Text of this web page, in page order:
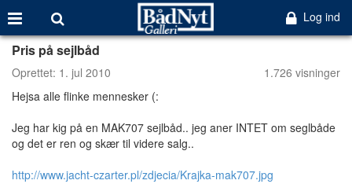
Log ind
Pris på sejlbåd
Oprettet: 1. jul 2010
1.726 visninger
Hejsa alle flinke mennesker (:
Jeg har kig på en MAK707 sejlbåd.. jeg aner INTET om seglbåde
og det er ren og skær til videre salg..
http://www.jacht-czarter.pl/zdjecia/Krajka-mak707.jpg